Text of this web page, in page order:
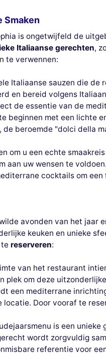
Smaken
is ongetwijfeld de
Italiaanse gerechten,
te verwennen:
Italiaanse sauzen die de
en bereid volgens
de essentie van de
beginnen met een lichte
beroemde "dolci della
om u een echte
aan uw wensen te voldoen.
cocktails om
avonden van het jaar
keuken en unieke
te reserveren:
van het restaurant
plek om deze
een mediterrane
Door vooraf te
is een
wordt zorgvuldig
referentie voor